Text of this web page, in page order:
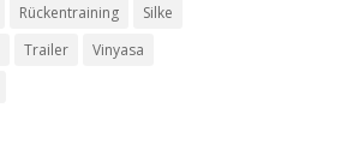
Rückentraining
Silke
Trailer
Vinyasa